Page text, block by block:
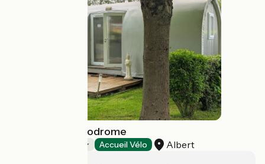
Camping Le Vélodrome
Accueil Vélo Albert